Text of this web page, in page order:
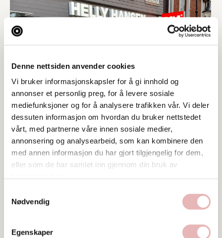
Denne nettsiden anvender cookies
Vi bruker informasjonskapsler for å gi innhold og
annonser et personlig preg, for å levere sosiale
mediefunksjoner og for å analysere trafikken vår. Vi deler
dessuten informasjon om hvordan du bruker nettstedet
vårt, med partnerne våre innen sosiale medier,
annonsering og analysearbeid, som kan kombinere den
med annen informasjon du har gjort tilgjengelig for dem,
eller som de har samlet inn gjennom din bruk av
Nødvendig
Egenskaper